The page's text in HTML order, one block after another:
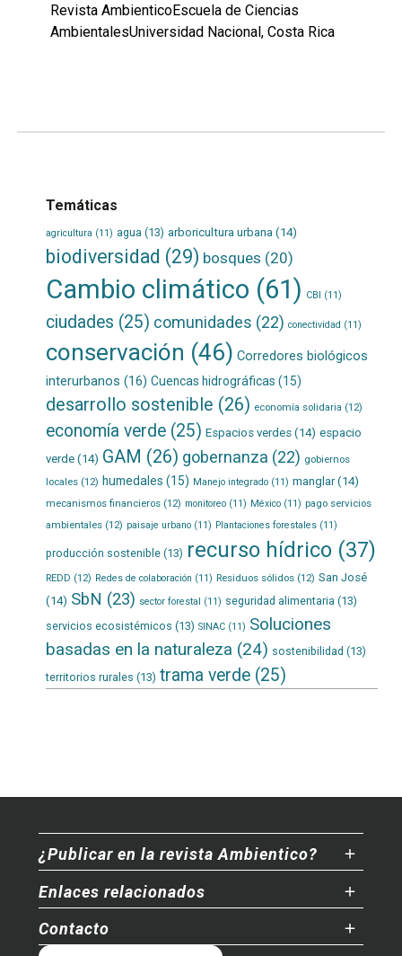
Revista AmbienticoEscuela de Ciencias
AmbientalesUniversidad Nacional, Costa Rica
Temáticas
agricultura (11) agua (13) arboricultura urbana (14)
biodiversidad (29) bosques (20)
Cambio climático (61) CBI (11)
ciudades (25) comunidades (22) conectividad (11)
conservación (46) Corredores biológicos
interurbanos (16) Cuencas hidrográficas (15)
desarrollo sostenible (26) economía solidaria (12)
economía verde(25) Espacios verdes(14) espacio
verde(14) GAM (26) gobernanza (22) gobiernos
locales(12) humedales (15) Manejo integrado(11) manglar(14)
mecanismos financieros(12) monitoreo(11) México(11) pago servicios
ambientales(12) paisaje urbano(11) Plantaciones forestales(11)
producción sostenible(13) recurso hídrico(37)
REDD (12) Redes de colaboración (11) Residuos sólidos(12) San José
(14) SbN (23) sector forestal (11) seguridad alimentaria (13)
servicios ecosistémicos (13) SINAC(11) Soluciones
basadas en la naturaleza (24) sostenibilidad (13)
territorios rurales (13) trama verde(25)
¿Publicar en la revista Ambientico?
Enlaces relacionados
Contacto